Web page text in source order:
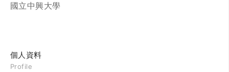
國立中興大學
個人資料
Profile